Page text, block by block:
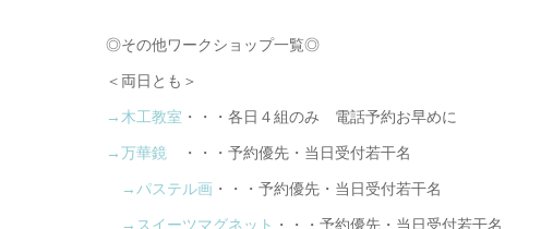
◎その他ワークショップ一覧◎
＜両日とも＞
→木工教室 ・・・各日４組のみ 電話予約お早めに
→万華鏡 ・・・予約優先・当日受付若干名
→パステル画 ・・・予約優先・当日受付若干名
→スイーツマグネット ・・・予約優先・当日受付若干名